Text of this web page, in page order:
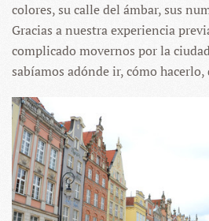
colores, su calle del ámbar, sus
Gracias anuestra experiencia
complicado movernos por la
sabíamos adónde ir, cómo